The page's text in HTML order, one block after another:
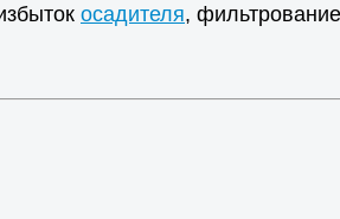
осадителя,